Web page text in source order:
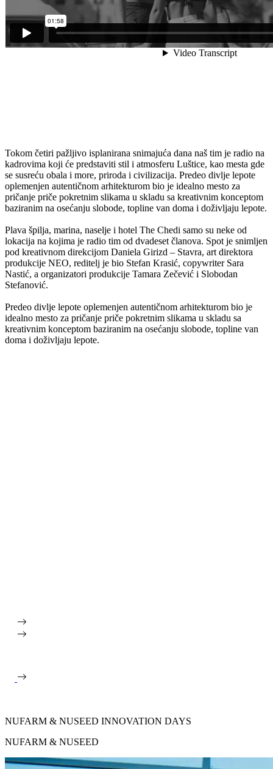
Tokom četiri pažljivo isplanirana snimajuća dana naš tim je radio na
kadrovima koji će predstaviti stil i atmosferu Luštice, kao mesta gde
se susreću obala i more, priroda i civilizacija. Predeo divlje lepote
oplemenjen autentičnom arhitekturom bio je idealno mesto za
pričanje priče pokretnim slikama u skladu sa kreativnim konceptom
baziranim na osećanju slobode, topline van doma i doživljaju lepote.
Plava špilja, marina, naselje i hotel The Chedi samo su neke od
lokacija na kojima je radio tim od dvadeset članova. Spot je snimljen
pod kreativnom direkcijom Daniela Girizd – Stavra, art direktora
produkcije NEO, reditelj je bio Stefan Krasić, copywriter Sara
Nastić, a organizatori produkcije Tamara Zečević i Slobodan
Stefanović.
Predeo divlje lepote oplemenjen autentičnom arhitekturom bio je
idealno mesto za pričanje priče pokretnim slikama u skladu sa
kreativnim konceptom baziranim na osećanju slobode, topline van
doma i doživljaju lepote.
NUFARM & NUSEED INNOVATION DAYS
NUFARM & NUSEED